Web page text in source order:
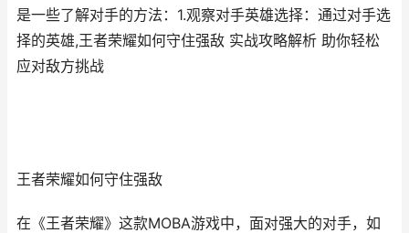
是一些了解对手的方法：1.观察对手英雄选择：通过对手选
择的英雄,王者荣耀如何守住强敌 实战攻略解析 助你轻松
应对敌方挑战
王者荣耀如何守住强敌
在《王者荣耀》这款MOBA游戏中，面对强大的对手，如